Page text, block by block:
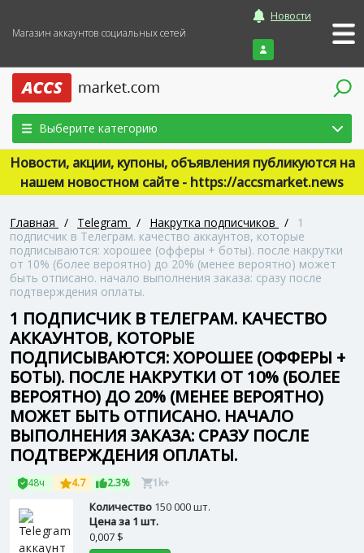
Магазин аккаунтов социальных сетей
Новости
Войти
Выберите категорию
Новости, акции, купоны, объявления публикуются на
нашем новостном сайте - https://accsmarket.news
Главная / Telegram / Накрутка подписчиков /
1
подписчик в Телеграм. качество аккаунтов, которые
подписываются: хорошее (офферы + боты). после накрутки
от 10% (более вероятно) до 20% (менее вероятно) может
быть отписано. начало выполнения заказа: сразу после
подтверждения оплаты.
1 ПОДПИСЧИК В ТЕЛЕГРАМ. КАЧЕСТВО
АККАУНТОВ, КОТОРЫЕ
ПОДПИСЫВАЮТСЯ: ХОРОШЕЕ (ОФФЕРЫ +
БОТЫ). ПОСЛЕ НАКРУТКИ ОТ 10% (БОЛЕЕ
ВЕРОЯТНО) ДО 20% (МЕНЕЕ ВЕРОЯТНО)
МОЖЕТ БЫТЬ ОТПИСАНО. НАЧАЛО
ВЫПОЛНЕНИЯ ЗАКАЗА: СРАЗУ ПОСЛЕ
ПОДТВЕРЖДЕНИЯ ОПЛАТЫ.
48ч 4.7 2.3% 1k+
Количество 150 000 шт.
Цена за 1 шт.
0,007 $